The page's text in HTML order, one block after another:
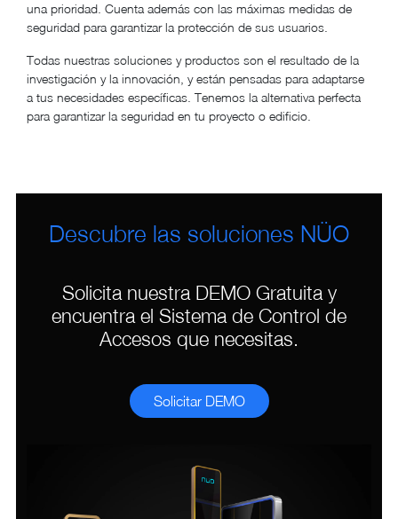
una prioridad. Cuenta además con las máximas medidas de
seguridad para garantizar la protección de sus usuarios.
Todas nuestras soluciones y productos son el resultado de la
investigación y la innovación, y están pensadas para adaptarse
a tus necesidades específicas. Tenemos la alternativa perfecta
para garantizar la seguridad en tu proyecto o edificio.
Descubre las soluciones NÜO
Solicita nuestra DEMO Gratuita y
encuentra el Sistema de Control de
Accesos que necesitas.
Solicitar DEMO